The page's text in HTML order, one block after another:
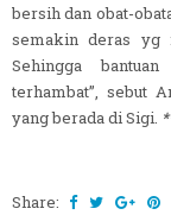
bersih dan obat-
semakin deras yg
Sehingga
terhambat”, sebut
yang berada di Sigi.
Share: